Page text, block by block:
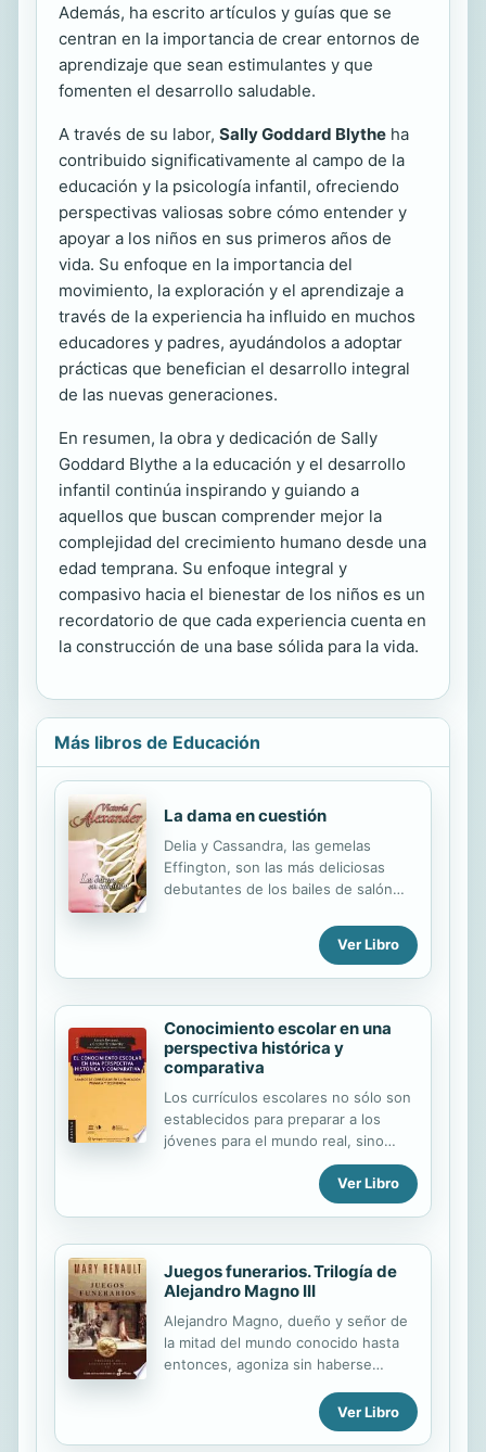
Además, ha escrito artículos y guías que se
centran en la importancia de crear entornos de
aprendizaje que sean estimulantes y que
fomenten el desarrollo saludable.
A través de su labor, Sally Goddard Blythe ha
contribuido significativamente al campo de la
educación y la psicología infantil, ofreciendo
perspectivas valiosas sobre cómo entender y
apoyar a los niños en sus primeros años de
vida. Su enfoque en la importancia del
movimiento, la exploración y el aprendizaje a
través de la experiencia ha influido en muchos
educadores y padres, ayudándolos a adoptar
prácticas que benefician el desarrollo integral
de las nuevas generaciones.
En resumen, la obra y dedicación de Sally
Goddard Blythe a la educación y el desarrollo
infantil continúa inspirando y guiando a
aquellos que buscan comprender mejor la
complejidad del crecimiento humano desde una
edad temprana. Su enfoque integral y
compasivo hacia el bienestar de los niños es un
recordatorio de que cada experiencia cuenta en
la construcción de una base sólida para la vida.
Más libros de Educación
La dama en cuestión
Delia y Cassandra, las gemelas
Effington, son las más deliciosas
debutantes de los bailes de salón
Delia provocara un escándalo al
casarse impetuosamente con el
libertino Charles Wilmont, que días
Ver Libro
Conocimiento escolar en una
perspectiva histórica y
comparativa
Los currículos escolares no sólo son
establecidos para preparar a los
jóvenes para el mundo real, sino
también para imaginar un mundo
anclado en los derechos individuales
y en el progreso colectivo. Ambos
reflejan cada vez más las fuerzas
transnacionales. En este volumen
especialmente editado, un grupo de
académicos con diversos
antecedentes y enfoques
conceptuales exploran de qué
económicas, políticas, sociales e
ideológicas a los currículos escolares
a lo largo del tiempo y el espacio. Al
Ver Libro
Juegos funerarios. Trilogía de
Alejandro Magno III
Alejandro Magno, dueño y señor de
la mitad del mundo conocido hasta
entonces, agoniza sin haberse
muerte, los «juegos funerarios» no
son los torneos homéricos sino las
Ver Libro